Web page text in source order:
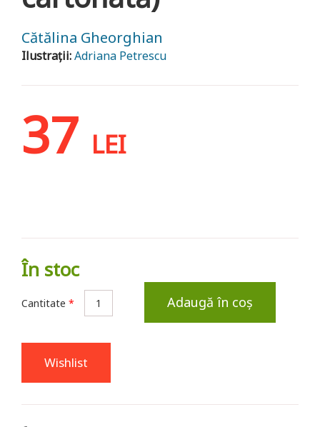
Cătălina Gheorghian
Ilustrații:Adriana Petrescu
37 LEI
În stoc
Cantitate * Adaugă în coș
Wishlist